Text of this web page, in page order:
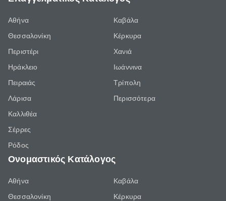
Αθήνα
Θεσσαλονίκη
Περιστέρι
Ηράκλειο
Πειραιάς
Λάρισα
Καλλιθέα
Σέρρες
Ρόδος
Καβάλα
Κέρκυρα
Χανιά
Ιωάννινα
Τρίπολη
Περισσότερα
Ονομαστικός Κατάλογος
Αθήνα
Θεσσαλονίκη
Καβάλα
Κέρκυρα